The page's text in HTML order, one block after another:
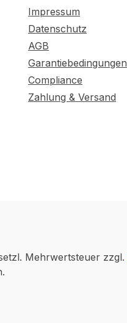
Impressum
Datenschutz
AGB
Garantiebedingungen
Compliance
Zahlung & Versand
Mehrwertsteuer zzgl.